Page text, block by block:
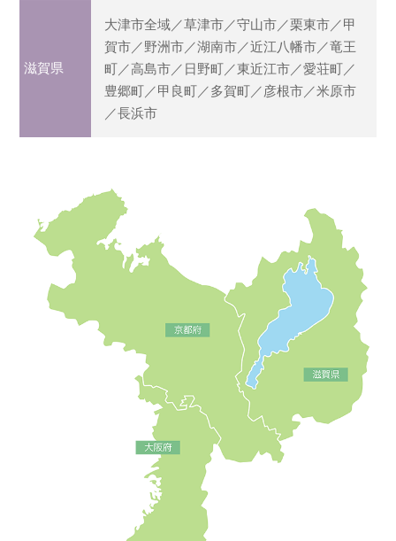
滋賀県
大津市全域／草津市／守山市／栗東市／甲
賀市／野洲市／湖南市／近江八幡市／竜王
町／高島市／日野町／東近江市／愛荘町／
豊郷町／甲良町／多賀町／彦根市／米原市
／長浜市